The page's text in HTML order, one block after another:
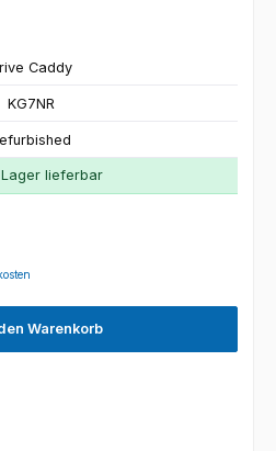
Caddy
KG7NR
lieferbar
Warenkorb